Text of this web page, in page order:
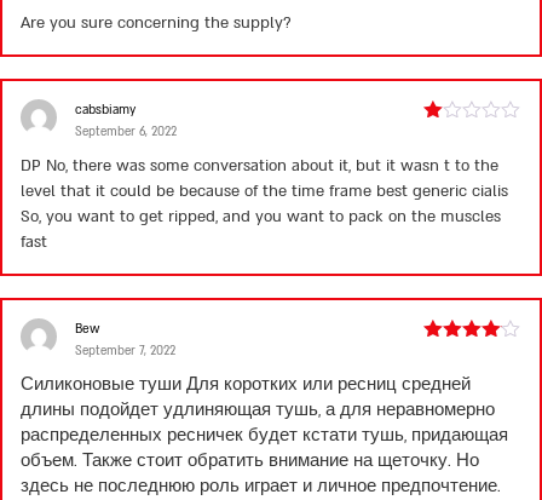
Are you sure concerning the supply?
out
of
cabsbiamy
September 6, 2022
DP No, there was some conversation about it, but it wasn t to the
level that it could be because of the time frame best generic cialis
So, you want to get ripped, and you want to pack on the muscles
fast
out of 5
Bew
September 7, 2022
Силиконовые туши Для коротких или ресниц средней
длины подойдет удлиняющая тушь, а для неравномерно
распределенных ресничек будет кстати тушь, придающая
объем. Также стоит обратить внимание на щеточку. Но
здесь не последнюю роль играет и личное предпочтение.